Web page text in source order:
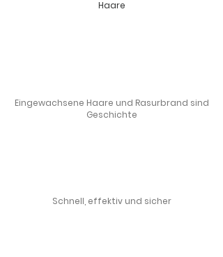
Haare
Eingewachsene Haare und Rasurbrand sind
Geschichte
Schnell, effektiv und sicher